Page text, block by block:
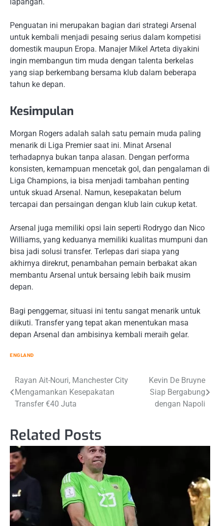
Penguatan ini merupakan bagian dari strategi Arsenal
untuk kembali menjadi pesaing serius dalam kompetisi
domestik maupun Eropa. Manajer Mikel Arteta diyakini
ingin membangun tim muda dengan talenta berkelas
yang siap berkembang bersama klub dalam beberapa
tahun ke depan.
Kesimpulan
Morgan Rogers adalah salah satu pemain muda paling
menarik di Liga Premier saat ini. Minat Arsenal
terhadapnya bukan tanpa alasan. Dengan performa
konsisten, kemampuan mencetak gol, dan pengalaman di
Liga Champions, ia bisa menjadi tambahan penting
untuk skuad Arsenal. Namun, kesepakatan belum
tercapai dan persaingan dengan klub lain cukup ketat.
Arsenal juga memiliki opsi lain seperti Rodrygo dan Nico
Williams, yang keduanya memiliki kualitas mumpuni dan
bisa jadi solusi transfer. Terlepas dari siapa yang
akhirnya direkrut, penambahan pemain berbakat akan
membantu Arsenal untuk bersaing lebih baik musim
depan.
Bagi penggemar, situasi ini tentu sangat menarik untuk
diikuti. Transfer yang tepat akan menentukan masa
depan Arsenal dan ambisinya kembali meraih gelar.
ENGLAND
Post
navigation
Rayan Ait-Nouri, Manchester City
Mengamankan Kesepakatan
Transfer €40 Juta
Kevin De Bruyne
Siap Bergabung
dengan Napoli
Related Posts